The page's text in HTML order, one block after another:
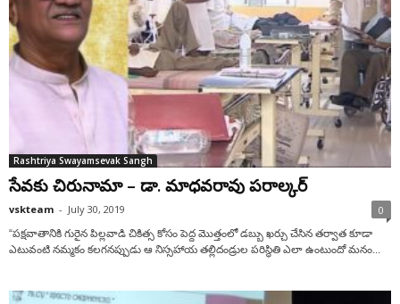
Rashtriya Swayamsevak Sangh
సేవకు చిరునామా – డా. మాధవరావు పరాల్కర్
vskteam - July 30, 2019 0
“పక్షవాతానికి గురైన పిల్లవాడి చికిత్స కోసం పెద్ద మొత్తంలో డబ్బు ఖర్చు చేసిన తర్వాత కూడా
ఎటువంటి నమ్మకం కలగనప్పుడు ఆ నిస్సహాయ తల్లిదండ్రుల పరిస్థితి ఎలా ఉంటుందో మనం...